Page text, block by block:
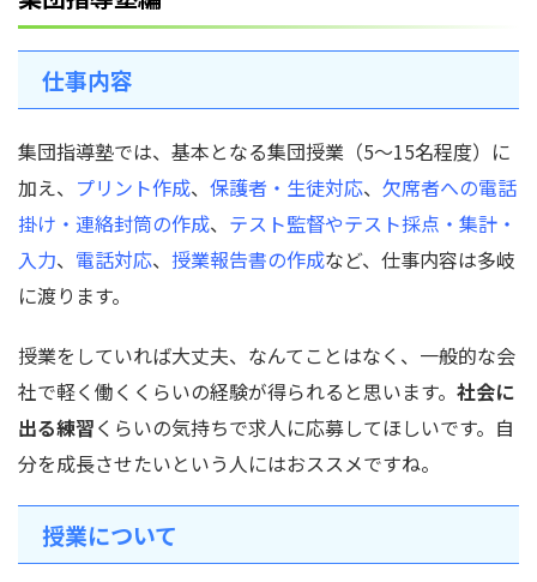
仕事内容
集団指導塾では、基本となる集団授業（5～15名程度）に
加え、 プリント作成、 保護者・生徒対応、 欠席者への電話
掛け・連絡封筒の作成、 テスト監督やテスト採点・集計・
入力、 電話対応、 授業報告書の作成など、仕事内容は多岐
に渡ります。
授業をしていれば大丈夫、なんてことはなく、一般的な会
社で軽く働くくらいの経験が得られると思います。 社会に
出る練習くらいの気持ちで求人に応募してほしいです。自
分を成長させたいという人にはおススメですね。
授業について